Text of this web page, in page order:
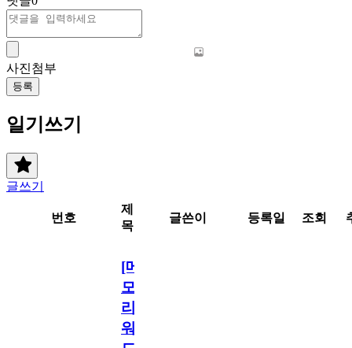
사진첨부
등록
일기쓰기
글쓰기
번호
제
목
글쓴이 등록일 조회
[메
모
리
워